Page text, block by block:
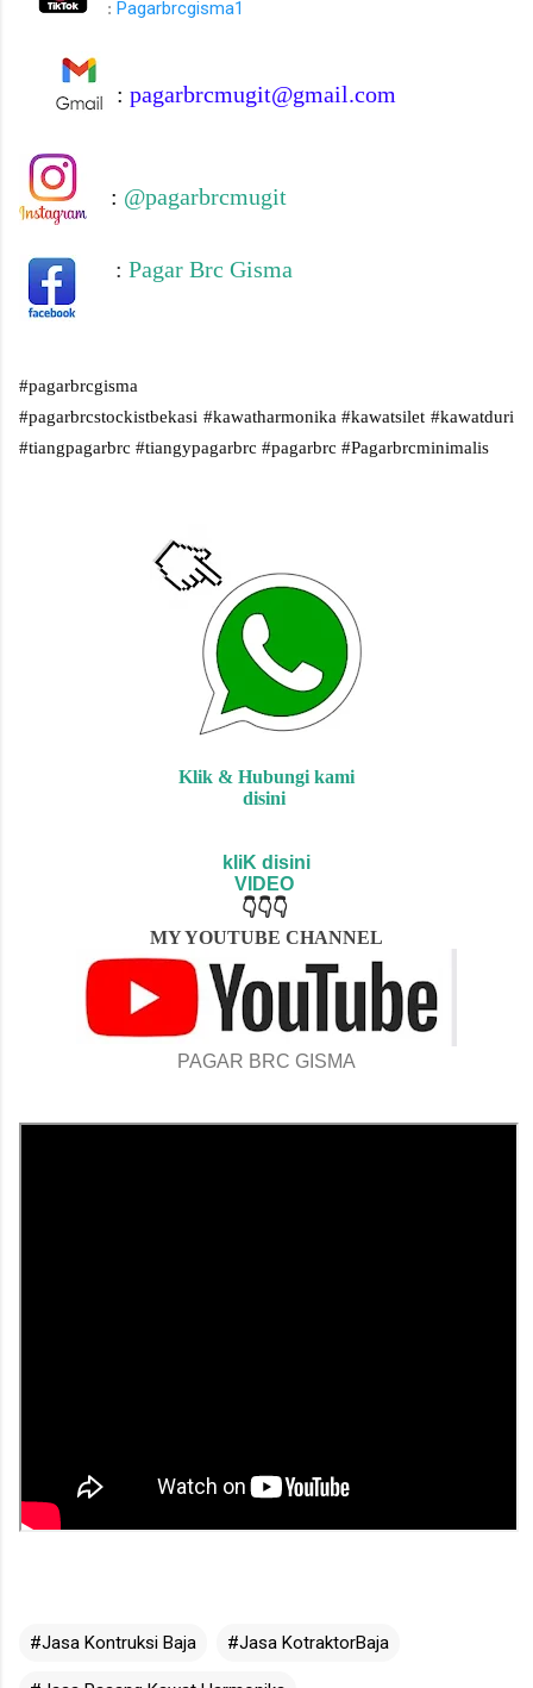
: Pagarbrcgisma1
: pagarbrcmugit@gmail.com
: @pagarbrcmugit
: Pagar Brc Gisma
#pagarbrcgisma
#pagarbrcstockistbekasi #kawatharmonika #kawatsilet #kawatduri
#tiangpagarbrc #tiangypagarbrc #pagarbrc #Pagarbrcminimalis
Klik & Hubungi kami
disini
kliK disini
VIDEO
👇👇👇
MY YOUTUBE CHANNEL
PAGAR BRC GISMA
#Jasa Kontruksi Baja #Jasa KotraktorBaja